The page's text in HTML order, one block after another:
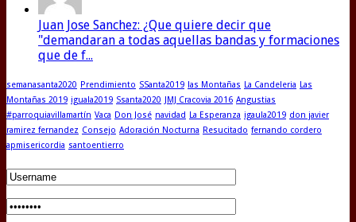
Juan Jose Sanchez: ¿Que quiere decir que
"demandaran a todas aquellas bandas y formaciones
que de f...
semanasanta2020 Prendimiento SSanta2019 las Montañas La Candeleria Las
Montañas 2019 iguala2019 Ssanta2020 JMJ Cracovia 2016 Angustias
#parroquiavillamartín Vaca Don José navidad La Esperanza igaula2019 don javier
ramirez fernandez Consejo Adoración Nocturna Resucitado fernando cordero
apmisericordia santoentierro